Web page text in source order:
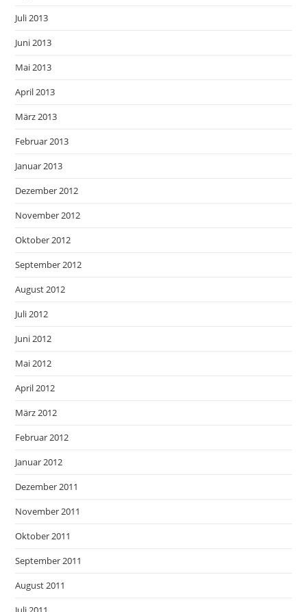
Juli 2013
Juni 2013
Mai 2013
April 2013
März 2013
Februar 2013
Januar 2013
Dezember 2012
November 2012
Oktober 2012
September 2012
August 2012
Juli 2012
Juni 2012
Mai 2012
April 2012
März 2012
Februar 2012
Januar 2012
Dezember 2011
November 2011
Oktober 2011
September 2011
August 2011